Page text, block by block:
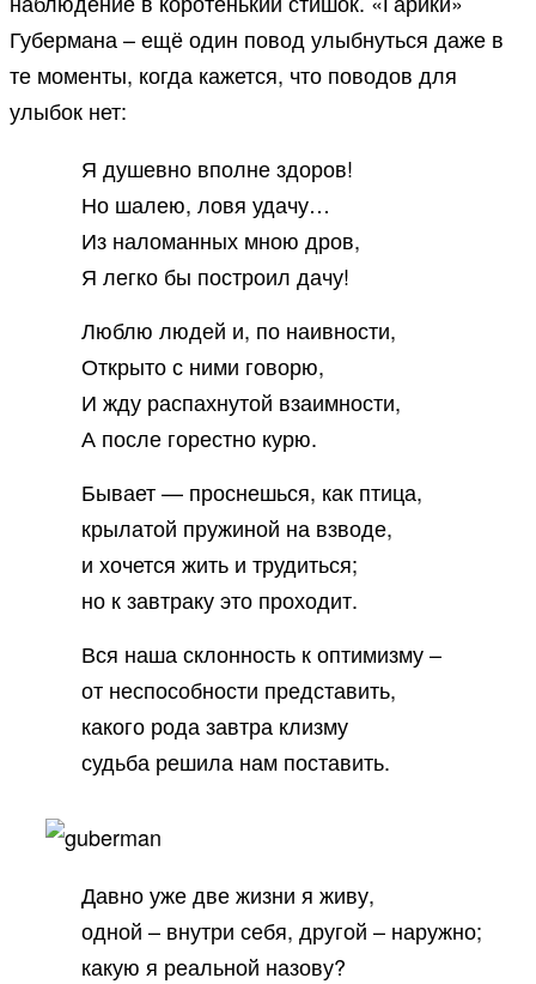
Губермана – ещё один повод улыбнуться даже в
те моменты, когда кажется, что поводов для
улыбок нет:
Я душевно вполне здоров!
Но шалею, ловя удачу…
Из наломанных мною дров,
Я легко бы построил дачу!
Люблю людей и, по наивности,
Открыто с ними говорю,
И жду распахнутой взаимности,
А после горестно курю.
Бывает — проснешься, как птица,
крылатой пружиной на взводе,
и хочется жить и трудиться;
но к завтраку это проходит.
Вся наша склонность к оптимизму –
от неспособности представить,
какого рода завтра клизму
судьба решила нам поставить.
Давно уже две жизни я живу,
одной – внутри себя, другой – наружно;
какую я реальной назову?